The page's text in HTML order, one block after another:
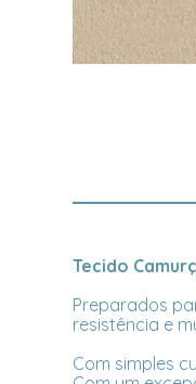
Tecido
Preparados
resistência e
Com simples